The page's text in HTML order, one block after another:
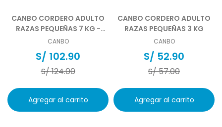
CANBO CORDERO ADULTO
RAZAS PEQUEÑAS 7 KG -
DISPONIBLE DESDE EL
07.08.2026
CANBO
S/ 102.90
S/124.00
Agregar al carrito
CANBO CORDERO ADULTO
RAZAS PEQUEÑAS 3 KG
CANBO
S/ 52.90
S/57.00
Agregar al carrito